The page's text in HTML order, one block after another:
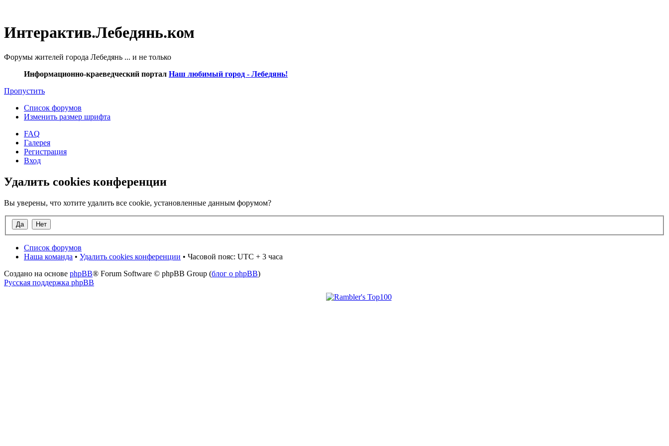
Интерактив.Лебедянь.ком
Форумы жителей города Лебедянь ... и не только
Информационно-краеведческий портал Наш любимый город - Лебедянь!
Пропустить
Список форумов
Изменить размер шрифта
FAQ
Галерея
Регистрация
Вход
Удалить cookies конференции
Вы уверены, что хотите удалить все cookie, установленные данным форумом?
Список форумов
Наша команда • Удалить cookies конференции • Часовой пояс: UTC + 3 часа
Создано на основе phpBB® Forum Software © phpBB Group (блог о phpBB)
Русская поддержка phpBB